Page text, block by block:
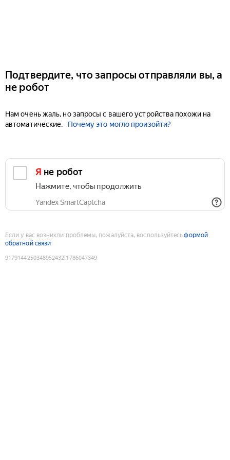
Подтвердите, что запросы отправляли вы, а
не робот
Нам очень жаль, но запросы с вашего устройства похожи на
автоматические.
Почему это могло произойти?
Я не робот
Нажмите, чтобы продолжить
Yandex SmartCaptcha
Если у вас возникли проблемы, пожалуйста, воспользуйтесьформой
обратной связи
9179144250348952432:1786047349